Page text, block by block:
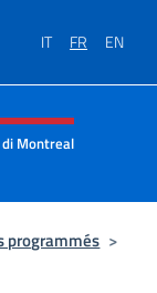
IT FR EN
de
Montreal
programmés >